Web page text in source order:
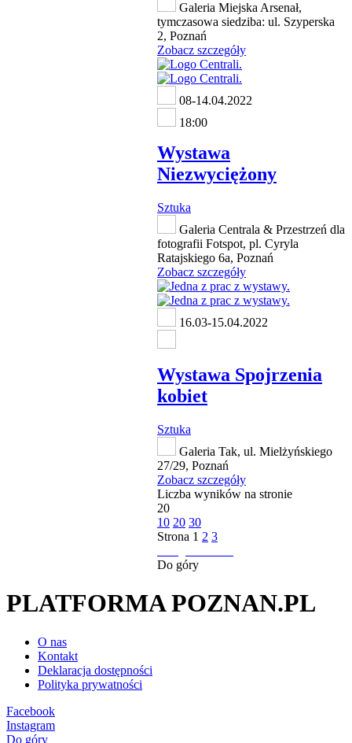
Galeria Miejska Arsenał,
tymczasowa siedziba: ul. Szyperska
2, Poznań
Zobacz szczegóły
08-14.04.2022
18:00
Wystawa
Niezwyciężony
Sztuka
Galeria Centrala & Przestrzeń dla
fotografii Fotspot, pl. Cyryla
Ratajskiego 6a, Poznań
Zobacz szczegóły
16.03-15.04.2022
Wystawa Spojrzenia
kobiet
Sztuka
Galeria Tak, ul. Mielżyńskiego
27/29, Poznań
Zobacz szczegóły
Liczba wyników na stronie
20
10 20 30
Strona 1 2 3
Do góry
PLATFORMA POZNAN.PL
O nas
Kontakt
Deklaracja dostępności
Polityka prywatności
Facebook
Instagram
Do góry